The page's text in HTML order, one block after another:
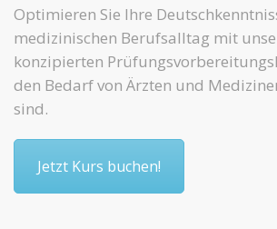
Optimieren Sie Ihre
medizinischen Berufsalltag mit
konzipierten
den Bedarf von Ärzten und
sind.
Jetzt Kurs buchen!